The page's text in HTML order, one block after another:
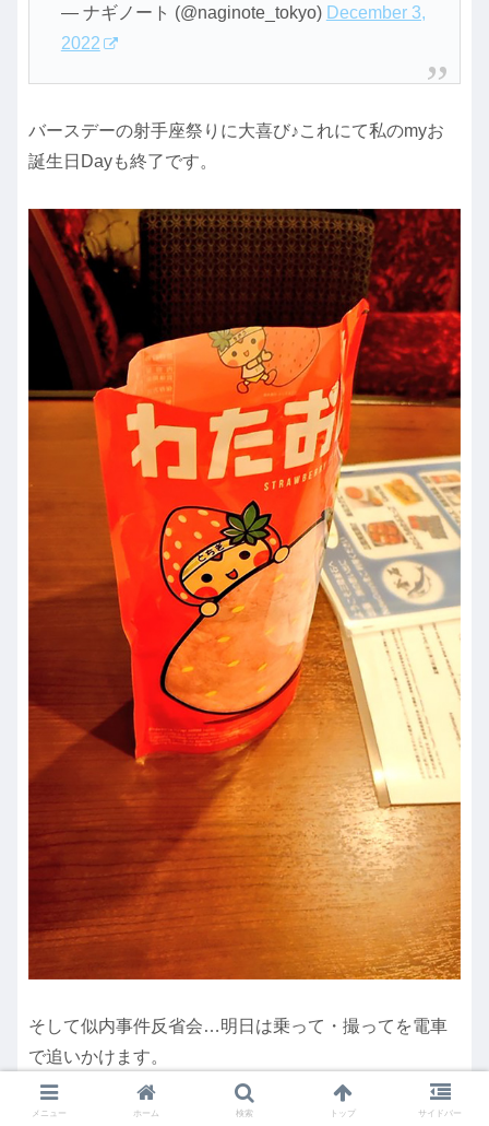
— ナギノート (@naginote_tokyo) December 3,
2022
バースデーの射手座祭りに大喜び♪これにて私のmyお
誕生日Dayも終了です。
そして似内事件反省会…明日は乗って・撮ってを電車
で追いかけます。
メニュー ホーム 検索 トップ サイドバー